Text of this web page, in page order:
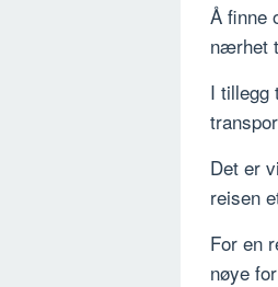
Å finne
nærhet
I tillegg
Det er
reisen
For en
nøye